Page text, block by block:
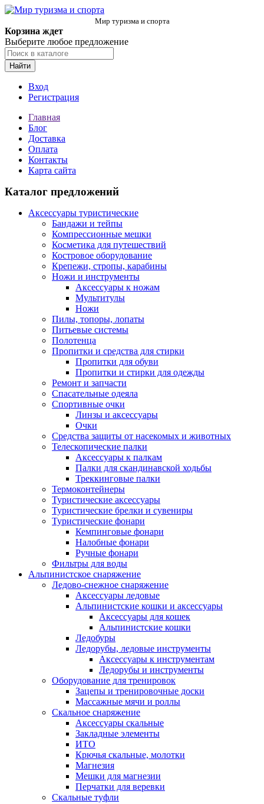
Мир туризма и спорта
Корзина ждет
Выберите любое предложение
Найти
Вход
Регистрация
Главная
Блог
Доставка
Оплата
Контакты
Карта сайта
Каталог предложений
Аксессуары туристические
Бандажи и тейпы
Компрессионные мешки
Косметика для путешествий
Костровое оборудование
Крепежи, стропы, карабины
Ножи и инструменты
Аксессуары к ножам
Мультитулы
Ножи
Пилы, топоры, лопаты
Питьевые системы
Полотенца
Пропитки и средства для стирки
Пропитки для обуви
Пропитки и стирки для одежды
Ремонт и запчасти
Спасательные одеяла
Спортивные очки
Линзы и аксессуары
Очки
Средства защиты от насекомых и животных
Телескопические палки
Аксессуары к палкам
Палки для скандинавской ходьбы
Треккинговые палки
Термоконтейнеры
Туристические аксессуары
Туристические брелки и сувениры
Туристические фонари
Кемпинговые фонари
Налобные фонари
Ручные фонари
Фильтры для воды
Альпинистское снаряжение
Ледово-снежное снаряжение
Аксессуары ледовые
Альпинистские кошки и аксессуары
Аксессуары для кошек
Альпинистские кошки
Ледобуры
Ледорубы, ледовые инструменты
Аксессуары к инструментам
Ледорубы и инструменты
Оборудование для тренировок
Зацепы и тренировочные доски
Массажные мячи и роллы
Скальное снаряжение
Аксессуары скальные
Закладные элементы
ИТО
Крючья скальные, молотки
Магнезия
Мешки для магнезии
Перчатки для веревки
Скальные туфли